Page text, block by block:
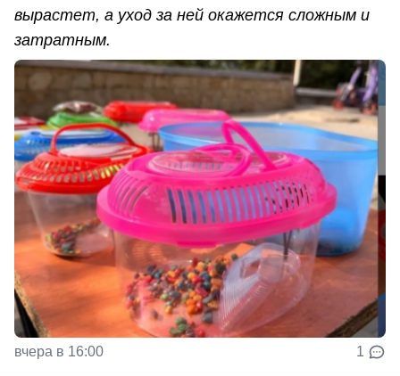
вырастет, а уход за ней окажется сложным и
затратным.
вчера в 16:00 1